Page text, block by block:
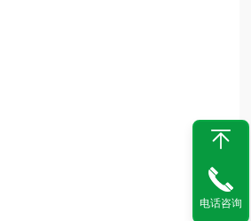
电话咨询